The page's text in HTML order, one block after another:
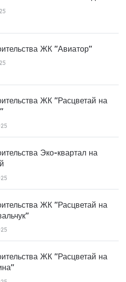
ЖК "Авиатор"
ЖК "Расцветай на
Эко-квартал на
ЖК "Расцветай на
ЖК "Расцветай на